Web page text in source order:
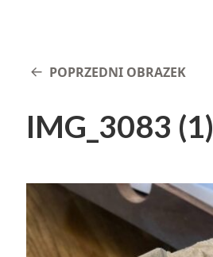
POPRZEDNI OBRAZEK
IMG_3083 (1)